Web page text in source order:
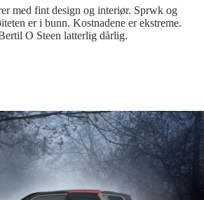
med fint design og interiør. Sprwk og
er i bunn. Kostnadene er ekstreme.
O Steen latterlig dårlig.